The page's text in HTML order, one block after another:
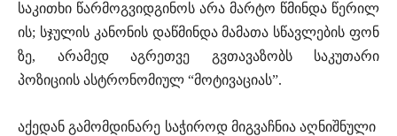
საკითხი წარმოგვიდგინოს არა მარტო წმინდა წერილ
ის; სჯულის კანონის დაწმინდა მამათა სწავლების ფონ
ზე, არამედ აგრეთვე გვთავაზობს საკუთარი
პოზიციის ასტრონომიულ “მოტივაციას”.
აქედან გამომდინარე საჭიროდ მიგვაჩნია აღნიშნული